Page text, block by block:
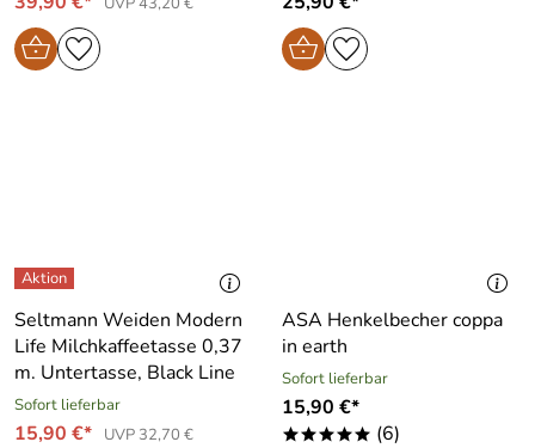
Seltmann Weiden Modern
Life Milchkaffeetasse 0,37
m. Untertasse, Black Line
Sofort lieferbar
15,90 €* UVP 32,70 €
ASA Henkelbecher coppa
in earth
Sofort lieferbar
15,90 €*
***** (6)